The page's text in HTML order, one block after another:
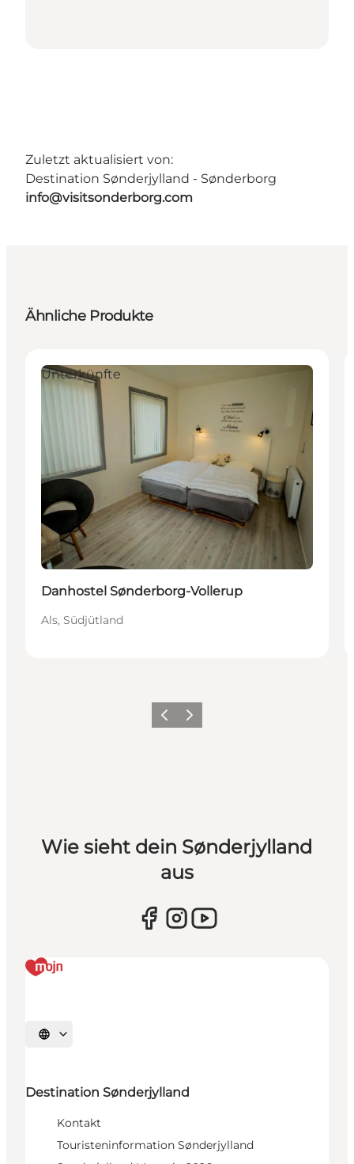
Zuletzt aktualisiert von:
Destination Sønderjylland - Sønderborg
info@visitsonderborg.com
Ähnliche Produkte
Unterkünfte
Danhostel Sønderborg-Vollerup
Als, Südjütland
ZurückWeiter
Wie sieht dein Sønderjylland
aus
Sprache auswählen
Destination Sønderjylland
Kontakt
Touristeninformation Sønderjylland